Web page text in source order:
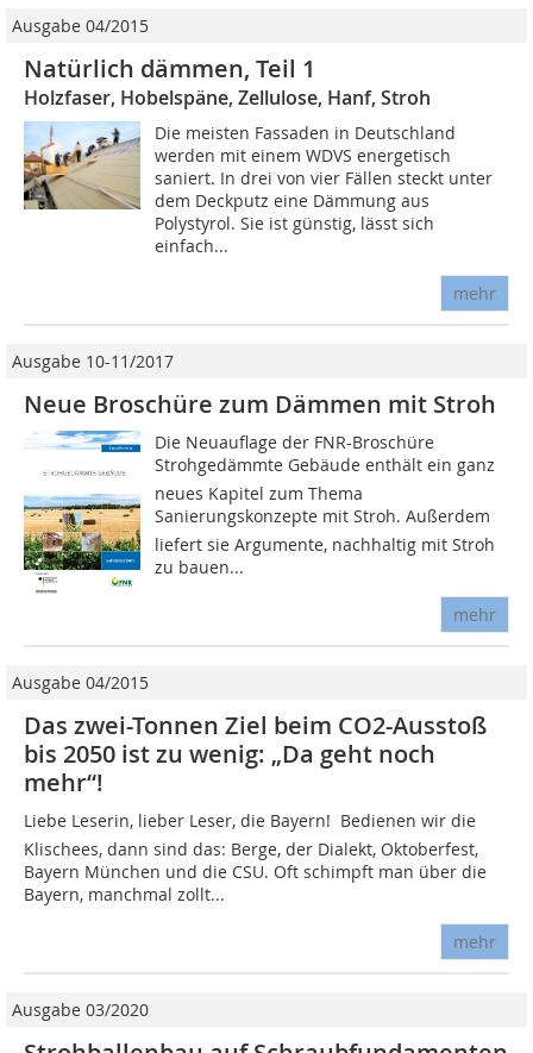
Ausgabe 04/2015
Natürlich dämmen, Teil 1
Holzfaser, Hobelspäne, Zellulose, Hanf, Stroh
Die meisten Fassaden in Deutschland
werden mit einem WDVS energetisch
saniert. In drei von vier Fällen steckt unter
dem Deckputz eine Dämmung aus
Polystyrol. Sie ist günstig, lässt sich
einfach...
mehr
Ausgabe 10-11/2017
Neue Broschüre zum Dämmen mit Stroh
Die Neuauflage der FNR-Broschüre
Strohgedämmte Gebäude enthält ein ganz
neues Kapitel zum Thema
Sanierungskonzepte mit Stroh. Außerdem
liefert sie Argumente, nachhaltig mit Stroh
zu bauen...
mehr
Ausgabe 04/2015
Das zwei-Tonnen Ziel beim CO2-Ausstoß
bis 2050 ist zu wenig: „Da geht noch
mehr“!
Liebe Leserin, lieber Leser, die Bayern!  Bedienen wir die
Klischees, dann sind das: Berge, der Dialekt, Oktoberfest,
Bayern München und die CSU. Oft schimpft man über die
Bayern, manchmal zollt...
mehr
Ausgabe 03/2020